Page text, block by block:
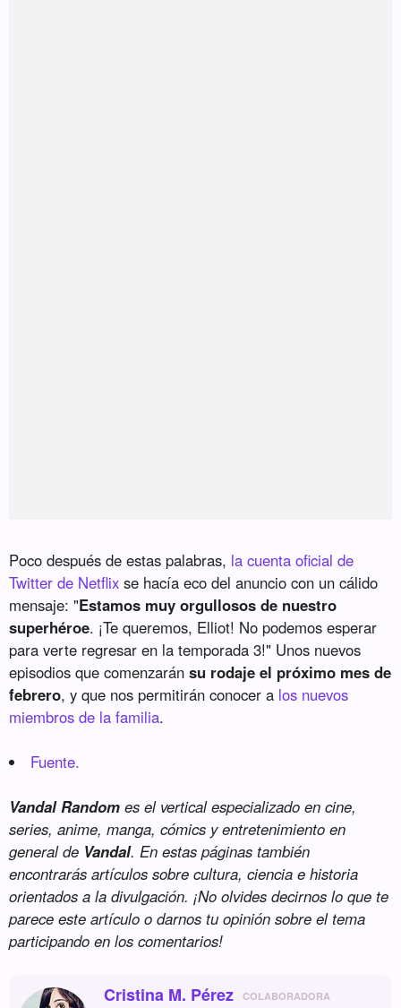
Poco después de estas palabras, la cuenta oficial de
Twitter de Netflix se hacía eco del anuncio con un cálido
mensaje: "Estamos muy orgullosos de nuestro
superhéroe. ¡Te queremos, Elliot! No podemos esperar
para verte regresar en la temporada 3!" Unos nuevos
episodios que comenzaránsu rodaje el próximo mes de
febrero, y que nos permitirán conocer a los nuevos
miembros de la familia.
Fuente.
Vandal Random es el vertical especializado en cine,
series, anime, manga, cómics y entretenimiento en
general de Vandal. En estas páginas también
encontrarás artículos sobre cultura, ciencia e historia
orientados a la divulgación. ¡No olvides decirnos lo que te
parece este artículo o darnos tu opinión sobre el tema
participando en los comentarios!
Cristina M. Pérez COLABORADORA